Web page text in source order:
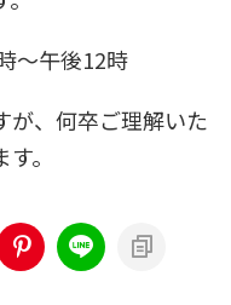
～午後12時
が、何卒ご理解いた
。